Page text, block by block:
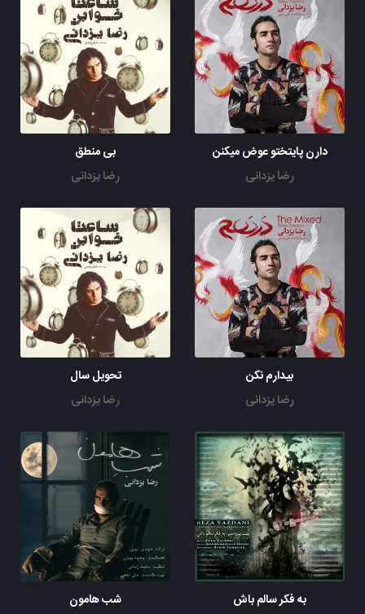
دارن پایتختو عوض میکنن
رضا یزدانی
بی منطق
رضا یزدانی
بیدارم نکن
رضا یزدانی
تحویل سال
رضا یزدانی
به فکر سالم باش
شب هامون